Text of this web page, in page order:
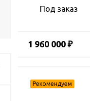
Под заказ
1 960 000 ₽